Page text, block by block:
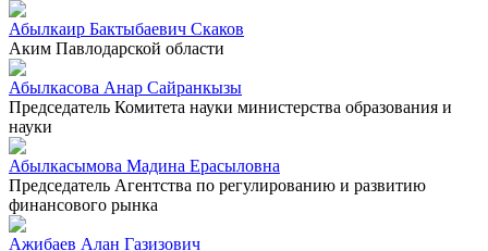
Абылкаир Бактыбаевич Скаков
Аким Павлодарской области
Абылкасова Анар Сайранкызы
Председатель Комитета науки министерства образования и
науки
Абылкасымова Мадина Ерасыловна
Председатель Агентства по регулированию и развитию
финансового рынка
Ажибаев Алан Газизович